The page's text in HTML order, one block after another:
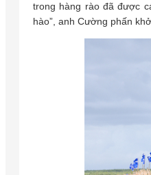
trong hàng rào đã được
hào”, anh Cường phấn